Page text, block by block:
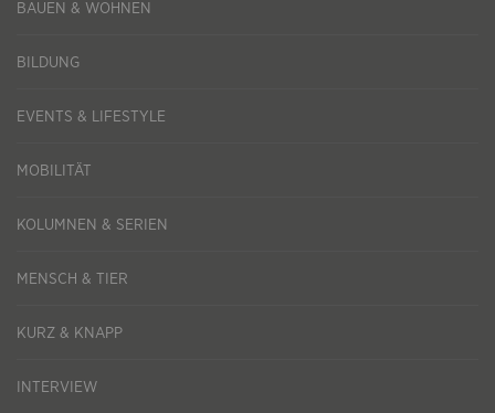
BAUEN & WOHNEN
BILDUNG
EVENTS & LIFESTYLE
MOBILITÄT
KOLUMNEN & SERIEN
MENSCH & TIER
KURZ & KNAPP
INTERVIEW